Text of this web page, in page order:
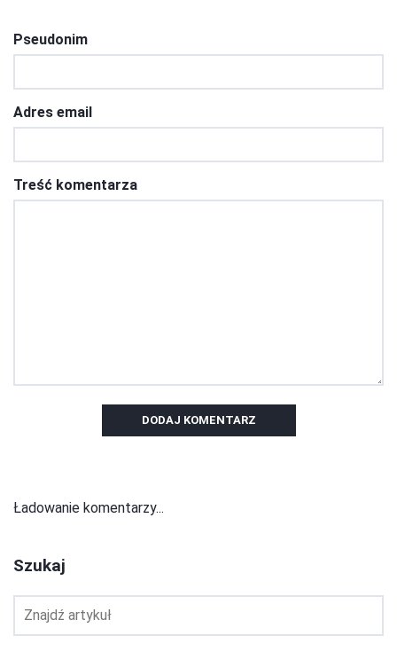
Pseudonim
Adres email
Treść komentarza
DODAJ KOMENTARZ
Ładowanie komentarzy...
Szukaj